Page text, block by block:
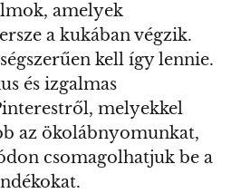
amelyek
a kukában végzik.
kell így lennie.
és izgalmas
melyekkel
az ökolábnyomunkat,
csomagolhatjuk be a